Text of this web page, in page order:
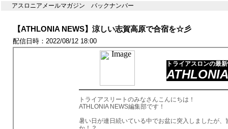
アスロニアメールマガジン バックナンバー
【ATHLONIA NEWS】涼しい志賀高原で合宿を☆彡
配信日時：2022/08/12 18:00